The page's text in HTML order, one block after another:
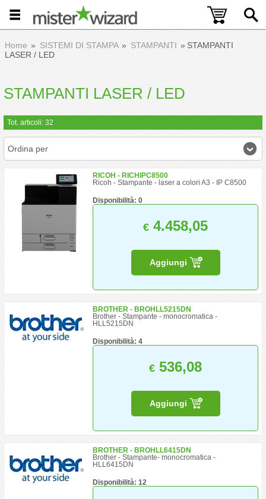
Home SISTEMI DI STAMPA STAMPANTI
STAMPANTI
LASER / LED
STAMPANTI LASER / LED
Tot. articoli: 32
Ordina per
RICOH - RICHIPC8500
Ricoh - Stampante - laser a colori A3 - IP C8500
Disponibilità: 0
€ 4.458,05
Aggiungi
BROTHER - BROHLL5215DN
Brother - Stampante - monocromatica -
HLL5215DN
Disponibilità: 4
€ 536,08
Aggiungi
BROTHER - BROHLL6415DN
Brother - Stampante- monocromatica -
HLL6415DN
Disponibilità: 12